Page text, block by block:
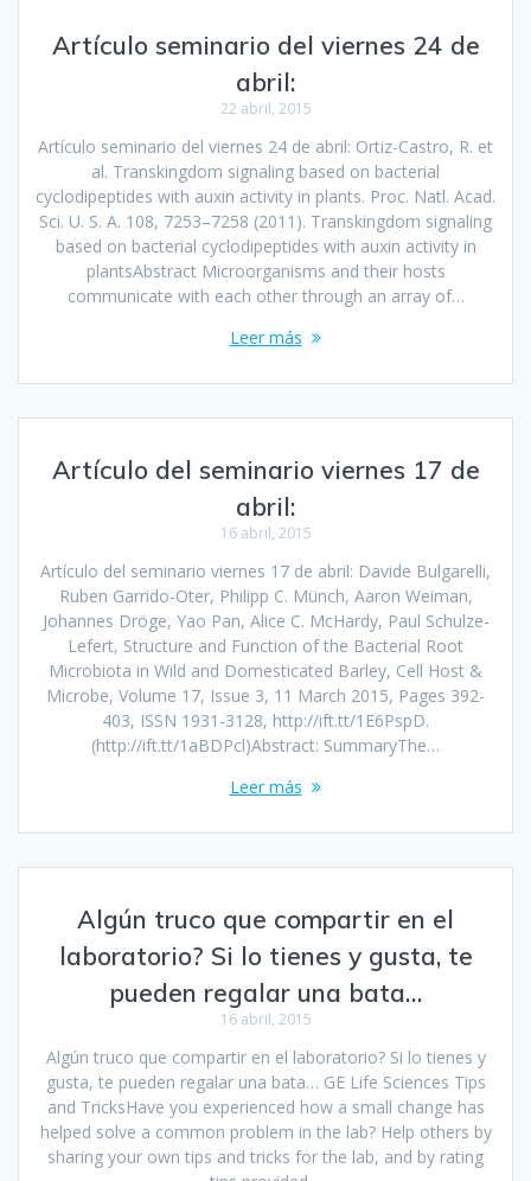
Artículo seminario del viernes 24 de
abril:
22 abril, 2015
Artículo seminario del viernes 24 de abril: Ortiz-Castro, R. et
al. Transkingdom signaling based on bacterial
cyclodipeptides with auxin activity in plants. Proc. Natl. Acad.
Sci. U. S. A. 108, 7253–7258 (2011). Transkingdom signaling
based on bacterial cyclodipeptides with auxin activity in
plantsAbstract Microorganisms and their hosts
communicate with each other through an array of…
Leer más
Artículo del seminario viernes 17 de
abril:
16 abril, 2015
Artículo del seminario viernes 17 de abril: Davide Bulgarelli,
Ruben Garrido-Oter, Philipp C. Münch, Aaron Weiman,
Johannes Dröge, Yao Pan, Alice C. McHardy, Paul Schulze-
Lefert, Structure and Function of the Bacterial Root
Microbiota in Wild and Domesticated Barley, Cell Host &
Microbe, Volume 17, Issue 3, 11 March 2015, Pages 392-
403, ISSN 1931-3128, http://ift.tt/1E6PspD.
(http://ift.tt/1aBDPcl)Abstract: SummaryThe…
Leer más
Algún truco que compartir en el
laboratorio? Si lo tienes y gusta, te
pueden regalar una bata…
16 abril, 2015
Algún truco que compartir en el laboratorio? Si lo tienes y
gusta, te pueden regalar una bata… GE Life Sciences Tips
and TricksHave you experienced how a small change has
helped solve a common problem in the lab? Help others by
sharing your own tips and tricks for the lab, and by rating